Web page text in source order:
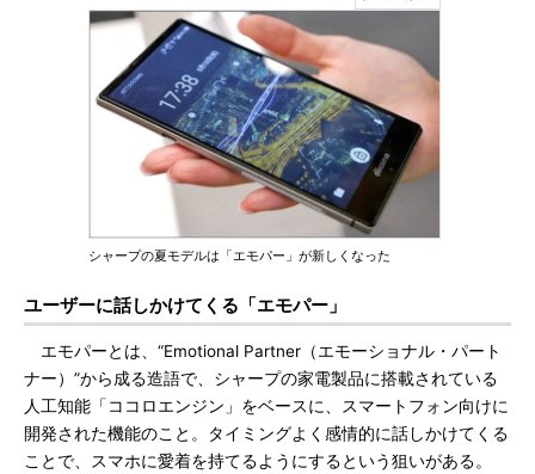
シャープの夏モデルは「エモパー」が新しくなった
ユーザーに話しかけてくる「エモパー」
エモパーとは、“Emotional Partner（エモーショナル・パート
ナー）”から成る造語で、シャープの家電製品に搭載されている
人工知能「ココロエンジン」をベースに、スマートフォン向けに
開発された機能のこと。タイミングよく感情的に話しかけてくる
ことで、スマホに愛着を持てるようにするという狙いがある。